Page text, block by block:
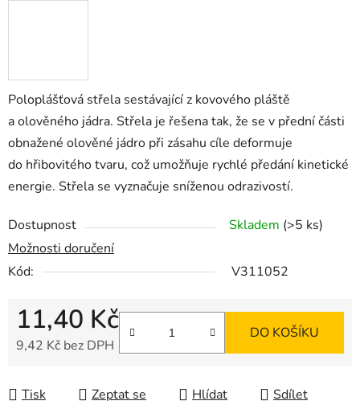
Poloplášťová střela sestávající z kovového pláště
a olověného jádra. Střela je řešena tak, že se v přední části
obnažené olověné jádro při zásahu cíle deformuje
do hřibovitého tvaru, což umožňuje rychlé předání kinetické
energie. Střela se vyznačuje sníženou odrazivostí.
Dostupnost Skladem (>5 ks)
Možnosti doručení
Kód:
V311052
11,40 Kč
9,42 Kč bez DPH
DO KOŠÍKU
Tisk Zeptat se Hlídat Sdílet